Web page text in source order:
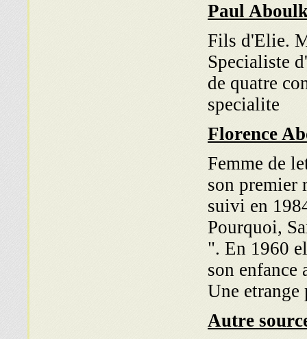
Paul
Fils d'Elie.
Specialiste
de quatre
specialite
Florence
Femme de
son premier
suivi en
Pourquoi,
". En 1960
son enfance
Une etrange
Autre